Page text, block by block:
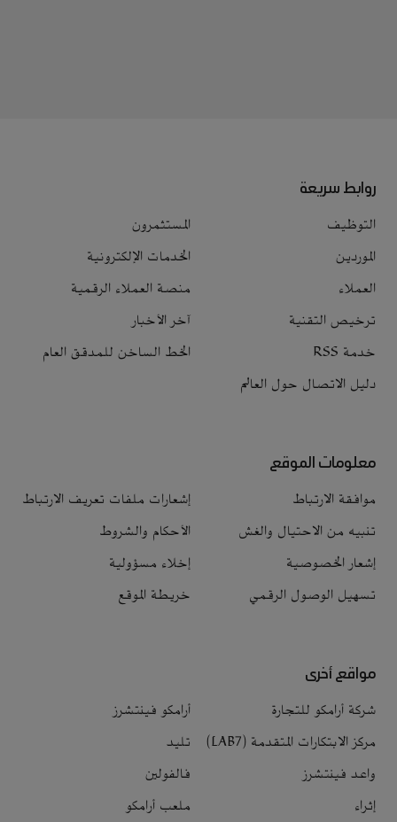
روابط سريعة
التوظيف
المستثمرون
الموردين
الخدمات الإلكترونية
العملاء
منصة العملاء الرقمية
ترخيص التقنية
آخر الأخبار
خدمة RSS
الخط الساخن للمدقق العام
دليل الاتصال حول العالم
معلومات الموقع
موافقة الارتباط
إشعارات ملفات تعريف الارتباط
تنبيه من الاحتيال والغش
الأحكام والشروط
إشعار الخصوصية
إخلاء مسؤولية
تسهيل الوصول الرقمي
خريطة الموقع
مواقع أخرى
شركة أرامكو للتجارة
أرامكو فينتشرز
مركز الابتكارات المتقدمة (LAB7)
تليد
واعد فينتشرز
فالفولين
إثراء
ملعب أرامكو